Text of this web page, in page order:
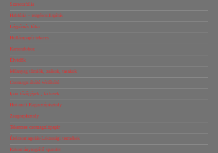
Sztreccsfólia
Habfólia – rezgéscsillapítás
Légpárnás fólia
Hullámpapír tekercs
Kartondoboz
Élvédők
Műanyag tömlők, zsákok, tasakok
Csomagolóháló védőháló
Ipari tűzőgépek , tackerek
Hot-melt Ragasztópisztoly
Zsugorpisztoly
Tekercses csomagolópapír
Ételcsomagolás-Lakossági termékek
Rakományrögzítő spanifer